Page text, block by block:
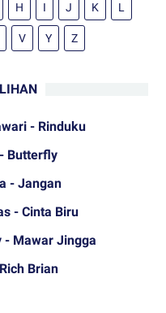
H I J K L
V Y Z
- Rinduku
Butterfly
- Jangan
- Cinta Biru
- Mawar Jingga
Brian